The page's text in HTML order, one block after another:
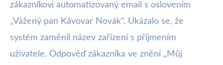
zákazníkovi automatizovaný email s oslovením
„Vážený pan Kávovar Novák“. Ukázalo se, že
systém zaměnil název zařízení s příjmením
uživatele. Odpověď zákazníka ve znění „Můj